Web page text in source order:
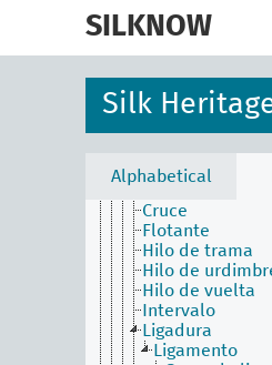
SILKNOW
Silk
Alphabetical
Molinar
Piñuela
Teñido
Tisaje
Bordado
Elementos
Basta
Cruce
Flotante
Hilo de trama
Hilo de
Hilo de vuelta
Intervalo
Ligadura
Ligamento